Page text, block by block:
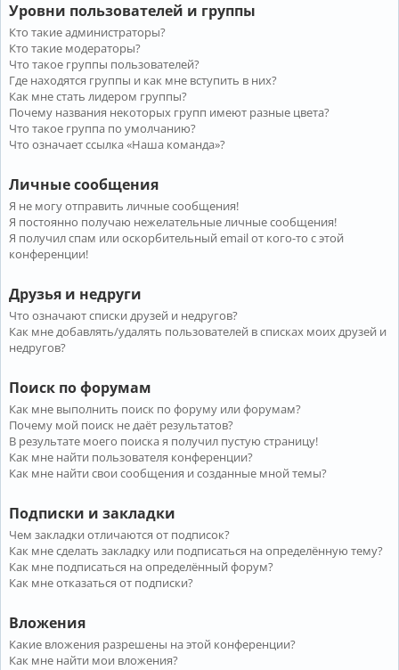
Уровни пользователей и группы
Кто такие администраторы?
Кто такие модераторы?
Что такое группы пользователей?
Где находятся группы и как мне вступить в них?
Как мне стать лидером группы?
Почему названия некоторых групп имеют разные цвета?
Что такое группа по умолчанию?
Что означает ссылка «Наша команда»?
Личные сообщения
Я не могу отправить личные сообщения!
Я постоянно получаю нежелательные личные сообщения!
Я получил спам или оскорбительный email от кого-то с этой
конференции!
Друзья и недруги
Что означают списки друзей и недругов?
Как мне добавлять/удалять пользователей в списках моих друзей и
недругов?
Поиск по форумам
Как мне выполнить поиск по форуму или форумам?
Почему мой поиск не даёт результатов?
В результате моего поиска я получил пустую страницу!
Как мне найти пользователя конференции?
Как мне найти свои сообщения и созданные мной темы?
Подписки и закладки
Чем закладки отличаются от подписок?
Как мне сделать закладку или подписаться на определённую тему?
Как мне подписаться на определённый форум?
Как мне отказаться от подписки?
Вложения
Какие вложения разрешены на этой конференции?
Как мне найти мои вложения?